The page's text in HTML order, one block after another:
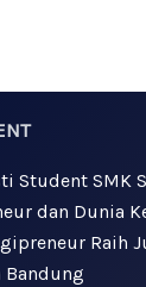
Student SMK
dan Dunia
Raih
Bandung